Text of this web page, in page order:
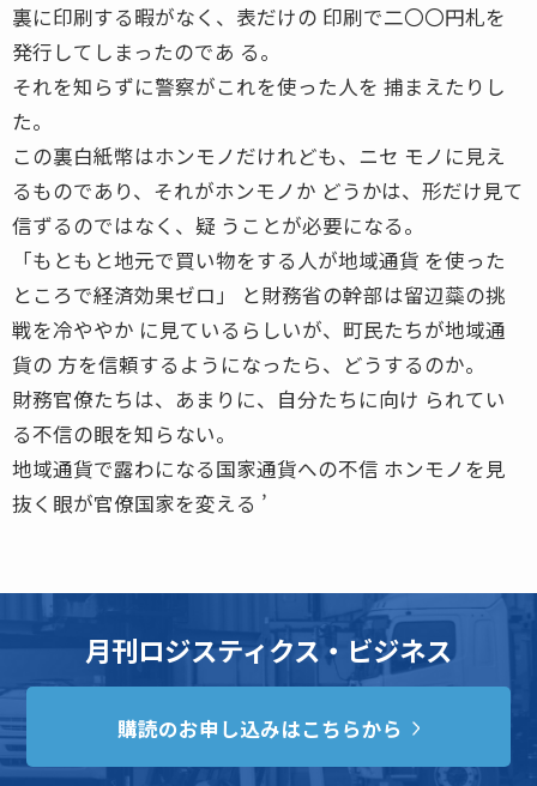
裏に印刷する暇がなく、表だけの 印刷で二〇〇円札を
発行してしまったのであ る。
それを知らずに警察がこれを使った人を 捕まえたりし
た。
この裏白紙幣はホンモノだけれども、ニセ モノに見え
るものであり、それがホンモノか どうかは、形だけ見て
信ずるのではなく、疑 うことが必要になる。
「もともと地元で買い物をする人が地域通貨 を使った
ところで経済効果ゼロ」 と財務省の幹部は留辺蘂の挑
戦を冷ややか に見ているらしいが、町民たちが地域通
貨の 方を信頼するようになったら、どうするのか。
財務官僚たちは、あまりに、自分たちに向け られてい
る不信の眼を知らない。
地域通貨で露わになる国家通貨への不信 ホンモノを見
抜く眼が官僚国家を変える ’
月刊ロジスティクス・ビジネス
購読のお申し込みはこちらから